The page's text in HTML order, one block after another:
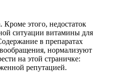
этого, недостаток
ситуации витамины для
в препаратах
нормализуют
на этой страничке:
репутацией.